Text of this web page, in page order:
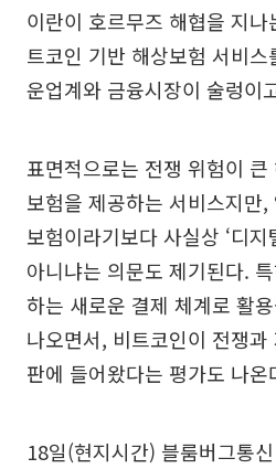
이란이 호르무즈 해협을 지
트코인 기반 해상보험 서비
운업계와 금융시장이 술렁이
표면적으로는 전쟁 위험이
보험을 제공하는 서비스지만,
보험이라기보다 사실상 ‘디
아니냐는 의문도 제기된다.
하는 새로운 결제 체계로 활
나오면서, 비트코인이 전쟁
판에 들어왔다는 평가도 나온
18일(현지시간) 블룸버그통